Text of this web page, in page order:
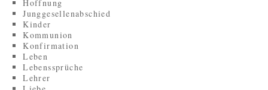
Hoffnung
Junggesellenabschied
Kinder
Kommunion
Konfirmation
Leben
Lebenssprüche
Lehrer